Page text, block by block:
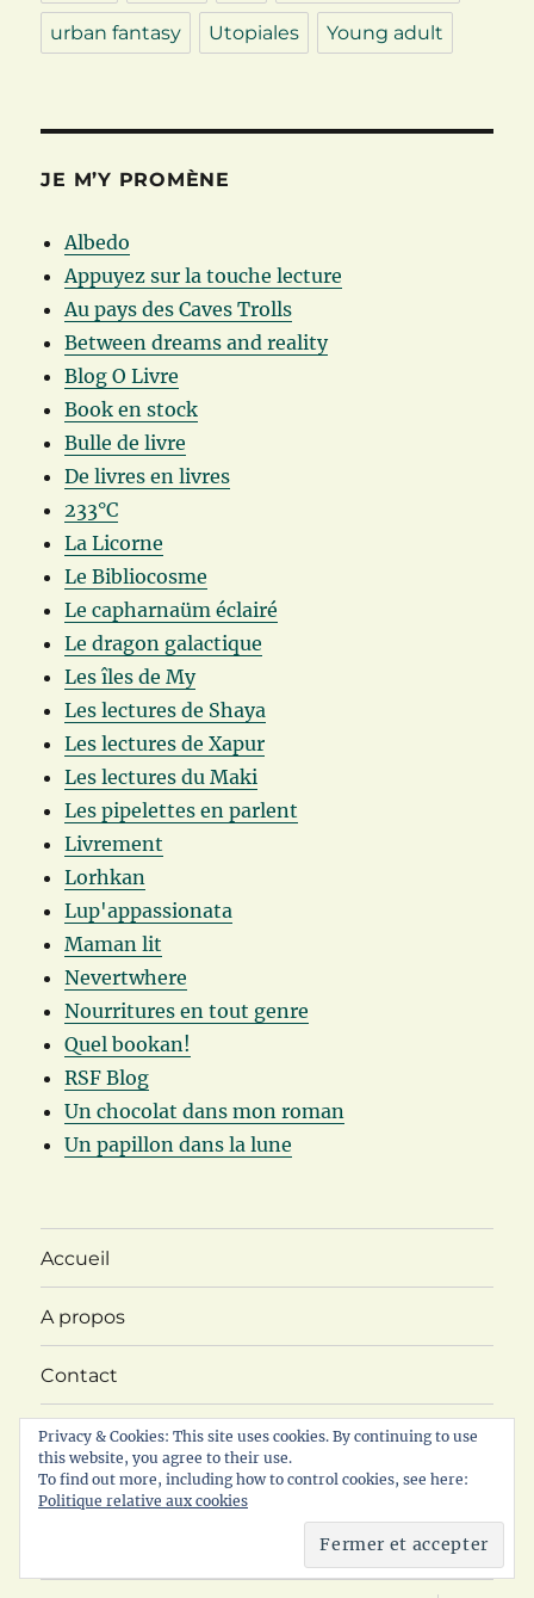
urban fantasy Utopiales Young adult
JE M’Y PROMÈNE
Albedo
Appuyez sur la touche lecture
Au pays des Caves Trolls
Between dreams and reality
Blog O Livre
Book en stock
Bulle de livre
De livres en livres
233°C
La Licorne
Le Bibliocosme
Le capharnaüm éclairé
Le dragon galactique
Les îles de My
Les lectures de Shaya
Les lectures de Xapur
Les lectures du Maki
Les pipelettes en parlent
Livrement
Lorhkan
Lup'appassionata
Maman lit
Nevertwhere
Nourritures en tout genre
Quel bookan!
RSF Blog
Un chocolat dans mon roman
Un papillon dans la lune
Accueil
A propos
Contact
Catégorie
ouvrir
le
menu
Quelques instants de lecture
ouvrir
le
sous-
Privacy & Cookies: This site uses cookies. By continuing to use
this website, you agree to their use.
To find out more, including how to control cookies, see here:
Politique relative aux cookies